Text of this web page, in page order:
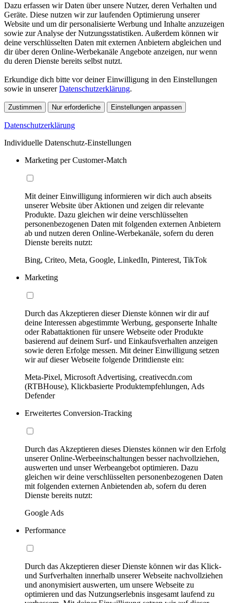
Dazu erfassen wir Daten über unsere Nutzer, deren Verhalten und
Geräte. Diese nutzen wir zur laufenden Optimierung unserer
Website und um dir personalisierte Werbung und Inhalte anzuzeigen
sowie zur Analyse der Nutzungsstatistiken. Außerdem können wir
deine verschlüsselten Daten mit externen Anbietern abgleichen und
dir über deren Online-Werbekanäle Angebote anzeigen, nur wenn
du deren Dienste bereits selbst nutzt.
Erkundige dich bitte vor deiner Einwilligung in den Einstellungen
sowie in unsererDatenschutzerklärung.
Zustimmen Nur erforderliche Einstellungen anpassen
Datenschutzerklärung
Individuelle Datenschutz-Einstellungen
Marketing per Customer-Match
Mit deiner Einwilligung informieren wir dich auch abseits
unserer Website über Aktionen und zeigen dir relevante
Produkte. Dazu gleichen wir deine verschlüsselten
personenbezogenen Daten mit folgenden externen Anbietern
ab und nutzen deren Online-Werbekanäle, sofern du deren
Dienste bereits nutzt:
Bing, Criteo, Meta, Google, LinkedIn, Pinterest, TikTok
Marketing
Durch das Akzeptieren dieser Dienste können wir dir auf
deine Interessen abgestimmte Werbung, gesponserte Inhalte
oder Rabattaktionen für unsere Webseite oder Produkte
basierend auf deinem Surf- und Einkaufsverhalten anzeigen
sowie deren Erfolge messen. Mit deiner Einwilligung setzen
wir auf dieser Webseite folgende Drittdienste ein:
Meta-Pixel, Microsoft Advertising, creativecdn.com
(RTBHouse), Klickbasierte Produktempfehlungen, Ads
Defender
Erweitertes Conversion-Tracking
Durch das Akzeptieren dieses Dienstes können wir den Erfolg
unserer Online-Werbeeinschaltungen besser nachvollziehen,
auswerten und unser Werbeangebot optimieren. Dazu
gleichen wir deine verschlüsselten personenbezogenen Daten
mit folgenden externen Anbietenden ab, sofern du deren
Dienste bereits nutzt:
Google Ads
Performance
Durch das Akzeptieren dieser Dienste können wir das Klick-
und Surfverhalten innerhalb unserer Webseite nachvollziehen
und anonymisiert auswerten, um unsere Webseite zu
optimieren und das Nutzungserlebnis insgesamt laufend zu